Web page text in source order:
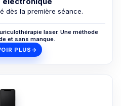
dès la première séance.
laser. Une méthode
et sans manque.
PLUS →